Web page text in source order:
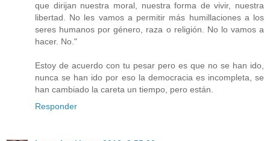
que dirijan nuestra moral, nuestra forma de vivir, nuestra
libertad. No les vamos a permitir más humillaciones a los
seres humanos por género, raza o religión. No lo vamos a
hacer. No."
Estoy de acuerdo con tu pesar pero es que no se han ido,
nunca se han ido por eso la democracia es incompleta, se
han cambiado la careta un tiempo, pero están.
Responder